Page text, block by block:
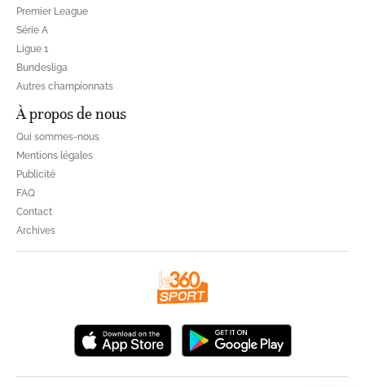
Premier League
Série A
Ligue 1
Bundesliga
Autres championnats
À propos de nous
Qui sommes-nous
Mentions légales
Publicité
FAQ
Contact
Archives